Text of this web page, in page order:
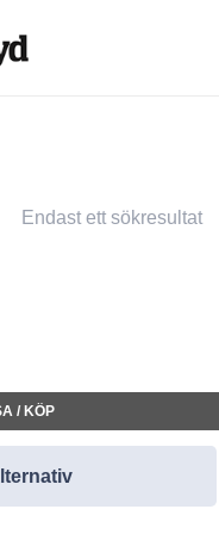
Endast ett sökresultat
/ KÖP